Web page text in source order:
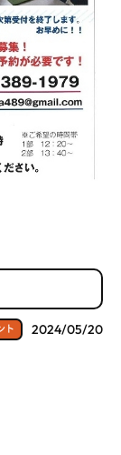
ト 2024/05/20